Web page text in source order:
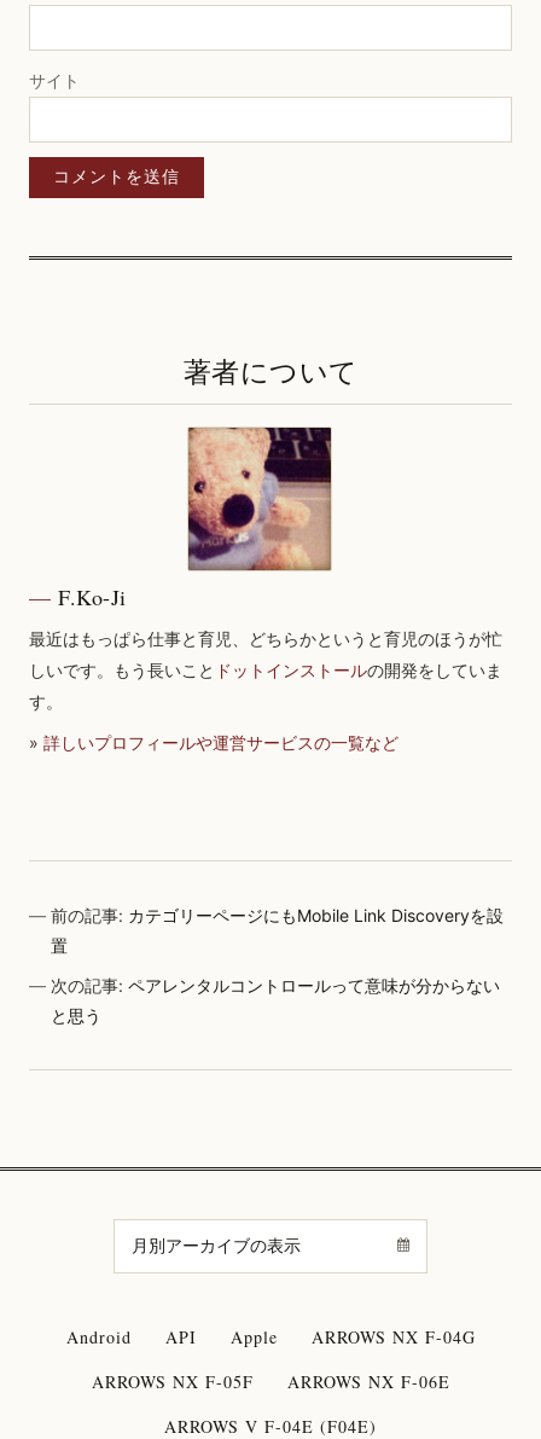
サイト
著者について
F.Ko-Ji
最近はもっぱら仕事と育児、どちらかというと育児のほうが忙
しいです。もう長いこと ドットインストールの開発をしていま
す。
» 詳しいプロフィールや運営サービスの一覧など
前の記事: カテゴリーページにもMobile Link Discoveryを設
置
次の記事:ペアレンタルコントロールって意味が分からない
と思う
Android API Apple
ARROWS NX F-04G
ARROWS NX F-05F
ARROWS NX F-06E
ARROWS V F-04E (F04E)